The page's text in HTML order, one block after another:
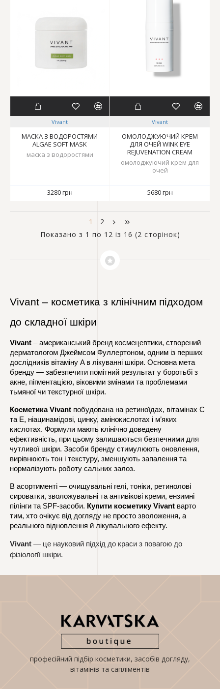
Vivant
МАСКА З ВОДОРОСТЯМИ
ALGAE SOFT MASK
маска з водоростями
3280 грн
Vivant
ОМОЛОДЖУЮЧИЙ КРЕМ
ДЛЯ ОЧЕЙ WINK EYE
REJUVENATION CREAM
омолоджуючий крем для
очей
5680 грн
1
2
Показано з 1 по 12 із 16 (2 сторінок)
Vivant – косметика з клінічним підходом
до складної шкіри
Vivant – американський бренд космецевтики, створений
дерматологом Джеймсом Фуллертоном, одним із перших
дослідників вітаміну A в лікуванні шкіри. Основна мета
бренду — забезпечити помітний результат у боротьбі з
акне, пігментацією, віковими змінами та проблемами
тьмяної чи текстурної шкіри.
Косметика Vivant побудована на ретиноїдах, вітамінах C
та E, ніацинамідові, цинку, амінокислотах і м’яких
кислотах. Формули мають клінічно доведену
ефективність, при цьому залишаються безпечними для
чутливої шкіри. Засоби бренду стимулюють оновлення,
вирівнюють тон і текстуру, зменшують запалення та
нормалізують роботу сальних залоз.
В асортименті — очищувальні гелі, тоніки, ретинолові
сироватки, зволожувальні та антивікові креми, ензимні
пілінги та SPF-засоби. Купити косметику Vivant варто
тим, хто очікує від догляду не просто зволоження, а
реального відновлення й лікувального ефекту.
Vivant — це науковий підхід до краси з повагою до
фізіології шкіри.
професійний підбір косметики, засобів догляду,
вітамінів та сапліментів